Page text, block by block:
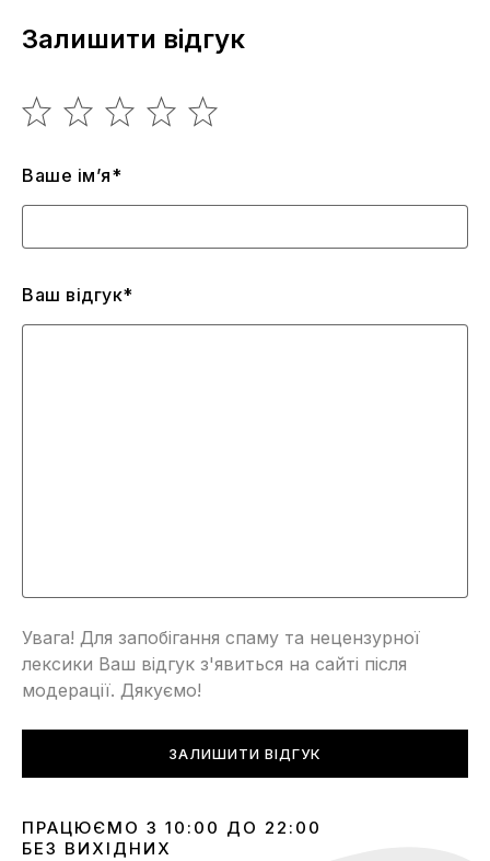
Залишити відгук
Ваше ім’я*
Ваш відгук*
Увага! Для запобігання спаму та нецензурної
лексики Ваш відгук з'явиться на сайті після
модерації. Дякуємо!
ЗАЛИШИТИ ВІДГУК
ПРАЦЮЄМО З 10:00 ДО 22:00
БЕЗ ВИХІДНИХ